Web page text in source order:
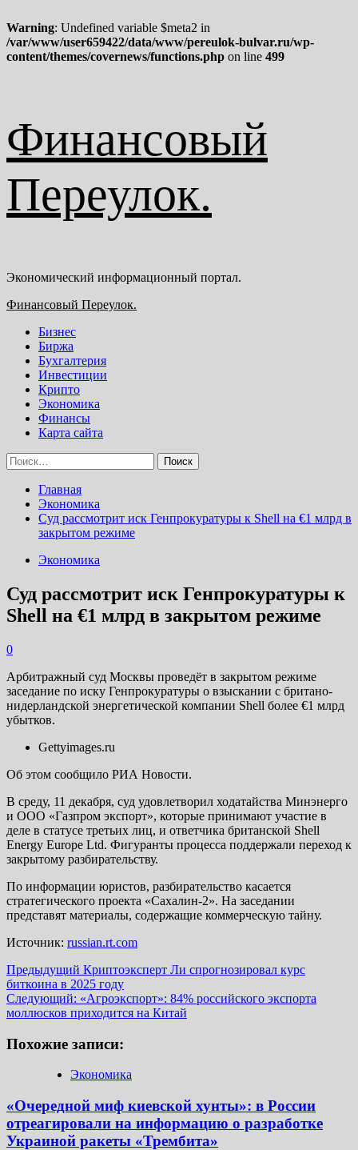
Warning: Undefined variable $meta2 in
/var/www/user659422/data/www/pereulok-bulvar.ru/wp-
content/themes/covernews/functions.php on line 499
к
содержимому
Финансовый
Переулок.
Экономический информационный портал.
Основное
Финансовый Переулок.
Бизнес
Биржа
Бухгалтерия
Инвестиции
Крипто
Экономика
Финансы
Карта сайта
Найти:
Главная
Экономика
Суд рассмотрит иск Генпрокуратуры к Shell на €1 млрд в
закрытом режиме
Экономика
Суд рассмотрит иск Генпрокуратуры к
Shell на €1 млрд в закрытом режиме
0
Арбитражный суд Москвы проведёт в закрытом режиме
заседание по иску Генпрокуратуры о взыскании с британо-
нидерландской энергетической компании Shell более €1 млрд
убытков.
Gettyimages.ru
Об этом сообщило РИА Новости.
В среду, 11 декабря, суд удовлетворил ходатайства Минэнерго
и ООО «Газпром экспорт», которые принимают участие в
деле в статусе третьих лиц, и ответчика британской Shell
Energy Europe Ltd. Фигуранты процесса поддержали переход к
закрытому разбирательству.
По информации юристов, разбирательство касается
стратегического проекта «Сахалин-2». На заседании
представят материалы, содержащие коммерческую тайну.
Источник: russian.rt.com
Навигация
записи
Предыдущий Криптоэксперт Ли спрогнозировал курс
биткоина в 2025 году
Следующий: «Агроэкспорт»: 84% российского экспорта
моллюсков приходится на Китай
Похожие записи:
Экономика
«Очередной миф киевской хунты»: в России
отреагировали на информацию о разработке
Украиной ракеты «Трембита»